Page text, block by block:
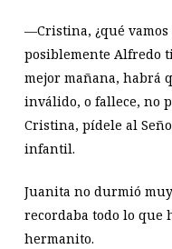
—Cristina, ¿qué
posiblemente Alfredo
mejor mañana, habrá
inválido, o fallece, no
Cristina, pídele al
infantil.
Juanita no durmió
recordaba todo lo que
hermanito.